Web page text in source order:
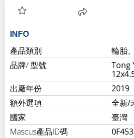
INFO
產品類別
輪胎
品牌/ 型號
Tong
出廠年份
2019
額外選項
全新/
國家
臺灣
Mascus產品ID碼